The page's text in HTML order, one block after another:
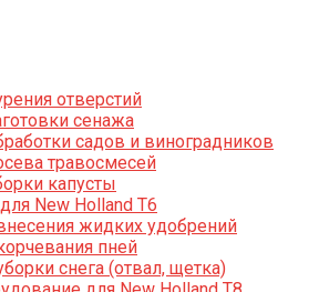
отверстий
сенажа
садов и виноградников
травосмесей
капусты
New Holland T6
жидких удобрений
пней
снега (отвал, щетка)